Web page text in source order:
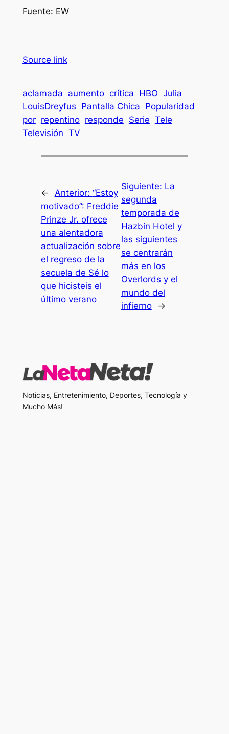
Fuente: EW
Source link
aclamada aumento crítica HBO Julia
LouisDreyfus Pantalla Chica Popularidad
por repentino responde Serie Tele
Televisión TV
← Anterior: “Estoy
motivado”: Freddie
Prinze Jr. ofrece
una alentadora
actualización sobre
el regreso de la
secuela de Sé lo
que hicisteis el
último verano
Siguiente: La
segunda
temporada de
Hazbin Hotel y
las siguientes
se centrarán
más en los
Overlords y el
mundo del
infierno
→
Noticias, Entretenimiento, Deportes, Tecnología y
Mucho Más!